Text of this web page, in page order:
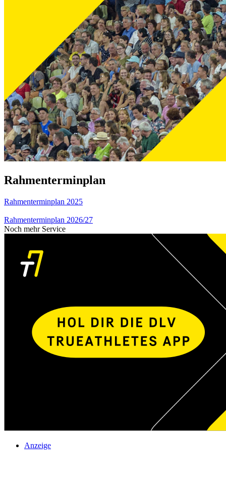
Rahmenterminplan
Rahmenterminplan 2025
Rahmenterminplan 2026/27
Noch mehr Service
Anzeige